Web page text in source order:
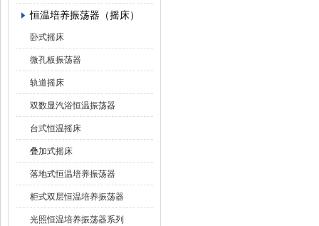
恒温培养振荡器（摇床）
卧式摇床
微孔板振荡器
轨道摇床
双数显汽浴恒温振荡器
台式恒温摇床
叠加式摇床
落地式恒温培养振荡器
柜式双层恒温培养振荡器
光照恒温培养振荡器系列